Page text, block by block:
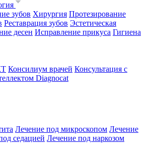
зубов Хирургия Протезирование
Реставрация зубов Эстетическая
десен Исправление прикуса Гигиена
Консилиум врачей Консультация с
Diagnocat
Лечение под микроскопом Лечение
седацией Лечение под наркозом